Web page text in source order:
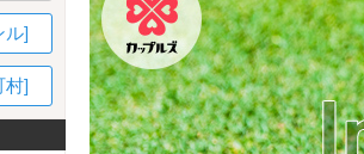
ル]
村]